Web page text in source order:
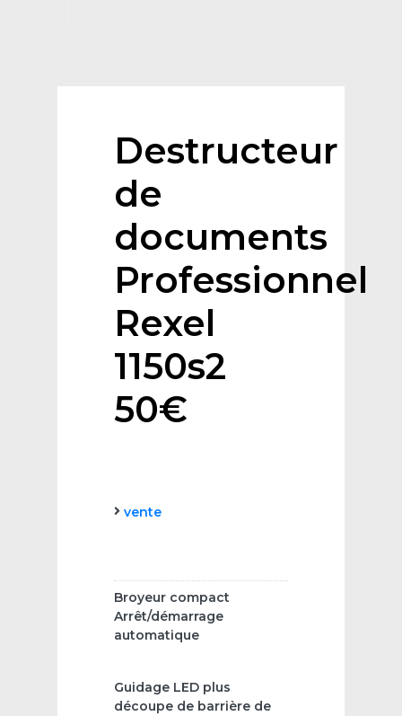
Destructeur
de
documents
Professionnel
Rexel
1150s2
50€
vente
Broyeur compact
Arrêt/démarrage
automatique
Guidage LED plus
découpe de barrière de